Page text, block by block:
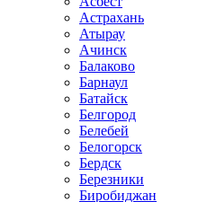
Астрахань
Атырау
Ачинск
Балаково
Барнаул
Батайск
Белгород
Белебей
Белогорск
Бердск
Березники
Биробиджан